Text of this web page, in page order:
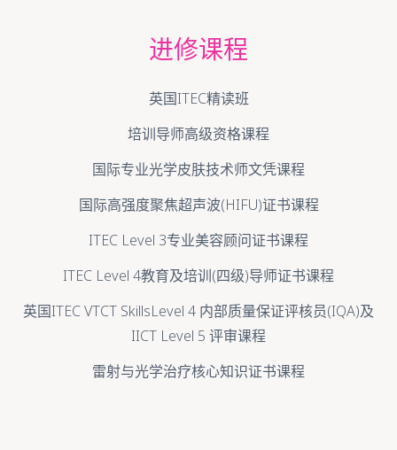
进修课程
英国ITEC精读班
培训导师高级资格课程
国际专业光学皮肤技术师文凭课程
国际高强度聚焦超声波(HIFU)证书课程
ITEC Level 3专业美容顾问证书课程
ITEC Level 4教育及培训(四级)导师证书课程
英国ITEC VTCT SkillsLevel 4 内部质量保证评核员(IQA)及
IICT Level 5 评审课程
雷射与光学治疗核心知识证书课程